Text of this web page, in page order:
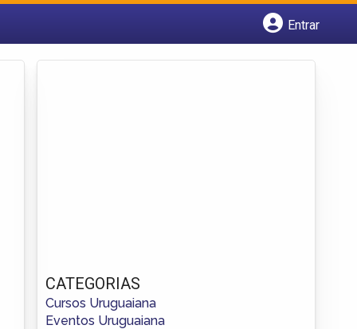
Entrar
CATEGORIAS
Cursos Uruguaiana
Eventos Uruguaiana